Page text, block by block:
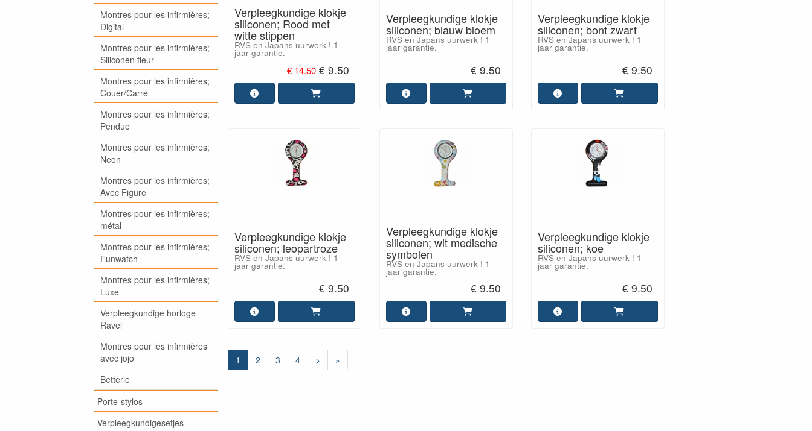
Montres pour les infirmières;
Digital
Montres pour les infirmières;
Siliconen fleur
Montres pour les infirmières;
Couer/Carré
Montres pour les infirmières;
Pendue
Montres pour les infirmières;
Neon
Montres pour les infirmières;
Avec Figure
Montres pour les infirmières;
métal
Montres pour les infirmières;
Funwatch
Montres pour les infirmières;
Luxe
Verpleegkundige horloge
Ravel
Montres pour les infirmières
avec jojo
Betterie
Porte-stylos
Verpleegkundigesetjes
Verpleegkundige klokje
siliconen; Rood met
witte stippen
RVS en Japans uurwerk ! 1
jaar garantie.
€ 14.50 € 9.50
Verpleegkundige klokje
siliconen; blauw bloem
RVS en Japans uurwerk ! 1
jaar garantie.
€ 9.50
Verpleegkundige klokje
siliconen; bont zwart
RVS en Japans uurwerk ! 1
jaar garantie.
€ 9.50
Verpleegkundige klokje
siliconen; leopartroze
RVS en Japans uurwerk ! 1
jaar garantie.
€ 9.50
Verpleegkundige klokje
siliconen; wit medische
symbolen
RVS en Japans uurwerk ! 1
jaar garantie.
€ 9.50
Verpleegkundige klokje
siliconen; koe
RVS en Japans uurwerk ! 1
jaar garantie.
€ 9.50
1 2 3 4 > »